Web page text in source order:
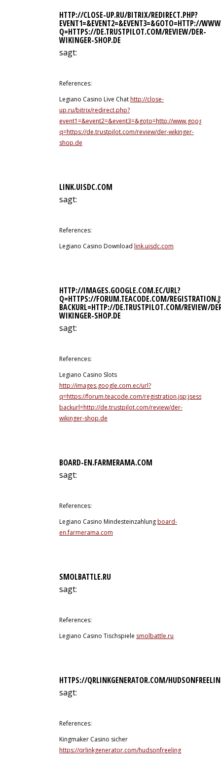
HTTP://CLOSE-UP.RU/BITRIX/REDIRECT.PHP?
EVENT1=&EVENT2=&EVENT3=&GOTO=HTTP://
Q=HTTPS://DE.TRUSTPILOT.COM/REVIEW/DER-
WIKINGER-SHOP.DE
sagt:
References:
Legiano Casino Live Chathttp://close-
up.ru/bitrix/redirect.php?
event1=&event2=&event3=&goto=http://www.google.vg/
q=https://de.trustpilot.com/review/der-wikinger-
shop.de
LINK.UISDC.COM
sagt:
References:
Legiano Casino Download link.uisdc.com
HTTP://IMAGES.GOOGLE.COM.EC/URL?
Q=HTTPS://FORUM.TEACODE.COM/
BACKURL=HTTP://DE.TRUSTPILOT.COM/REVIEW/
WIKINGER-SHOP.DE
sagt:
References:
Legiano Casino Slots
http://images.google.com.ec/url?
q=https://forum.teacode.com/
backurl=http://de.trustpilot.com/review/der-
wikinger-shop.de
BOARD-EN.FARMERAMA.COM
sagt:
References:
Legiano Casino Mindesteinzahlungboard-
en.farmerama.com
SMOLBATTLE.RU
sagt:
References:
Legiano Casino Tischspiele smolbattle.ru
HTTPS://QRLINKGENERATOR.COM/
sagt:
References:
Kingmaker Casino sicher
https://qrlinkgenerator.com/hudsonfreeling